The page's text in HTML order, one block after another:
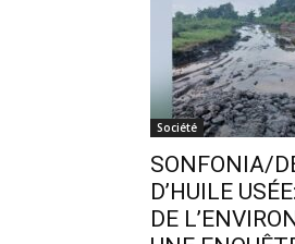
Société
SONFONIA/
D’HUILE
DE